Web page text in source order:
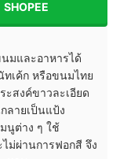
SHOPEE
มและอาหารได้
ทเค้ก หรือขนมไทย
ะสงค์ขาวละเอียด
ลายเป็นแป้ง
นูต่าง ๆ ใช้
ม่ผ่านการฟอกสี จึง